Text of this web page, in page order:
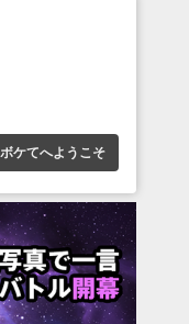
ボケてへようこそ